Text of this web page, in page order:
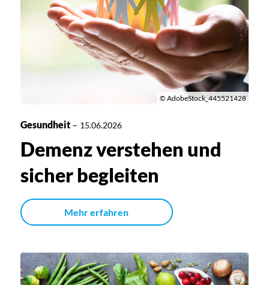
© AdobeStock_445521428
Gesundheit– 15.06.2026
Demenz verstehen und
sicher begleiten
Mehr erfahren